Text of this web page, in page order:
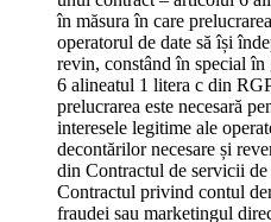
în măsura în care
operatorul de date să își
revin, constând în special
6 alineatul 1 litera c din
prelucrarea este necesară
interesele legitime ale
decontărilor necesare și
din Contractul de servicii
Contractul privind contul
fraudei sau marketingul